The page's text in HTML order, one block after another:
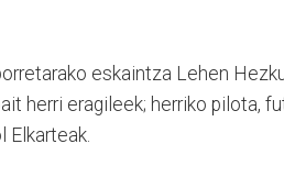
eskaintza Lehen
herri eragileek; herriko pilota,
Elkarteak.